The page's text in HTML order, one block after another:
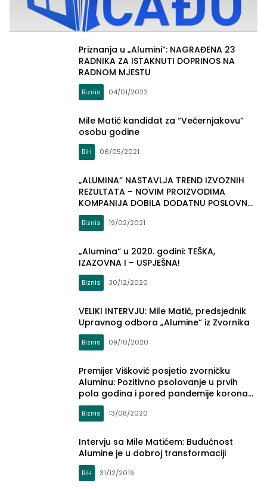
Priznanja u „Alumini“: NAGRAĐENA 23
RADNIKA ZA ISTAKNUTI DOPRINOS NA
RADNOM MJESTU
Biznis 04/01/2022
Mile Matić kandidat za “Večernjakovu”
osobu godine
BiH 06/05/2021
„ALUMINA“ NASTAVLJA TREND IZVOZNIH
REZULTATA – NOVIM PROIZVODIMA
KOMPANIJA DOBILA DODATNU POSLOVNU
STABILNOST
Biznis 19/02/2021
„Alumina“ u 2020. godini: TEŠKA,
IZAZOVNA I – USPJEŠNA!
Biznis 30/12/2020
VELIKI INTERVJU: Mile Matić, predsjednik
Upravnog odbora „Alumine“ iz Zvornika
Biznis 09/10/2020
Premijer Višković posjetio zvorničku
Aluminu: Pozitivno psolovanje u prvih
pola godina i pored pandemije korona
virusa
Biznis 13/08/2020
Intervju sa Mile Matićem: Budućnost
Alumine je u dobroj transformaciji
BiH 31/12/2019